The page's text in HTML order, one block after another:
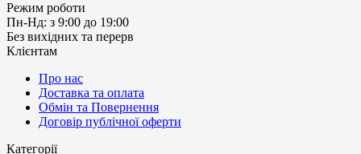
Режим роботи
Пн-Нд: з 9:00 до 19:00
Без вихідних та перерв
Клієнтам
Про нас
Доставка та оплата
Обмін та Повернення
Договір публічної оферти
Категорії